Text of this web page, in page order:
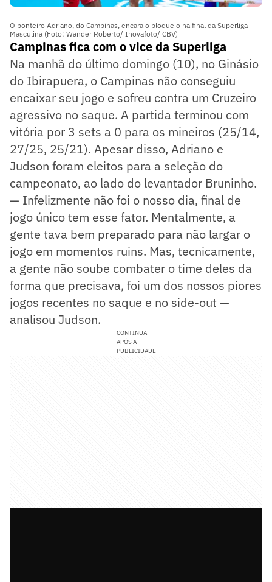
O ponteiro Adriano, do Campinas, encara o bloqueio na final da Superliga
Masculina (Foto: Wander Roberto/ Inovafoto/ CBV)
Campinas fica com o vice da Superliga
Na manhã do último domingo (10), no Ginásio
do Ibirapuera, o Campinas não conseguiu
encaixar seu jogo e sofreu contra um Cruzeiro
agressivo no saque. A partida terminou com
vitória por 3 sets a 0 para os mineiros (25/14,
27/25, 25/21). Apesar disso, Adriano e
Judson foram eleitos para a seleção do
campeonato, ao lado do levantador Bruninho.
— Infelizmente não foi o nosso dia, final de
jogo único tem esse fator. Mentalmente, a
gente tava bem preparado para não largar o
jogo em momentos ruins. Mas, tecnicamente,
a gente não soube combater o time deles da
forma que precisava, foi um dos nossos piores
jogos recentes no saque e no side-out —
analisou Judson.
CONTINUA
APÓS A
PUBLICIDADE